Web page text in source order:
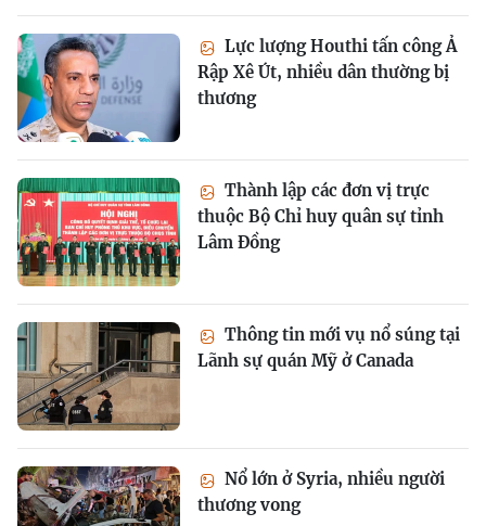
Lực lượng Houthi tấn công Ả
Rập Xê Út, nhiều dân thường bị
thương
Thành lập các đơn vị trực
thuộc Bộ Chỉ huy quân sự tỉnh
Lâm Đồng
Thông tin mới vụ nổ súng tại
Lãnh sự quán Mỹ ở Canada
Nổ lớn ở Syria, nhiều người
thương vong